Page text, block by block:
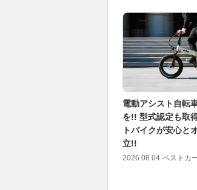
電動アシスト自転
を!! 型式認定も取
トバイクが安心と
立!!
2026.08.04 ベストカ